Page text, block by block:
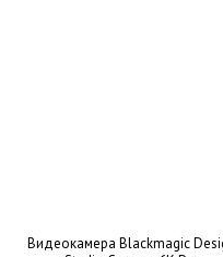
Видеокамера Blackmagic